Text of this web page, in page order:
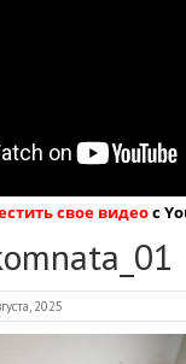
свое видеос
2025